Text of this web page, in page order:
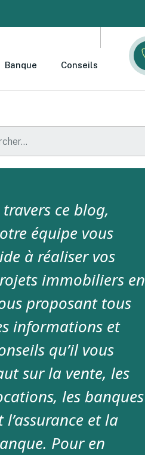
Banque Conseils
travers ce blog,
équipe vous
à réaliser vos
immobiliers en
proposant tous
informations et
qu’il vous
sur la vente, les
les banques
l’assurance et la
Pour en